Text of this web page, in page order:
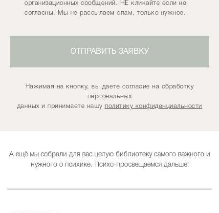
организационных сообщений. НЕ кликайте если не
согласны. Мы не рассылаем спам, только нужное.
ОТПРАВИТЬ ЗАЯВКУ
Нажимая на кнопку, вы даете согласие на обработку
персональных
данных и принимаете нашу политику конфиденциальности
А ещё мы собрали для вас целую библиотеку самого важного и
нужного о психике. Психо-просвещаемся дальше!